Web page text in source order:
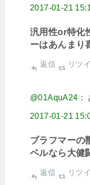
2017-01-21
汎用性or特化
ーはあんまり
返信 リツイ
@01AquA24：
2017-01-21
ブラフマーの
ベルなら大健
返信 リツイ